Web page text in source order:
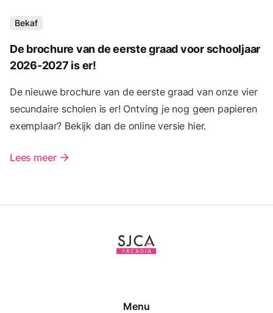
Bekaf
De brochure van de eerste graad voor schooljaar
2026-2027 is er!
De nieuwe brochure van de eerste graad van onze vier
secundaire scholen is er! Ontving je nog geen papieren
exemplaar? Bekijk dan de online versie hier.
Lees meer arrow_forward
Menu